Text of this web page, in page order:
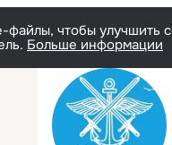
чтобы улучшить
Больше информации